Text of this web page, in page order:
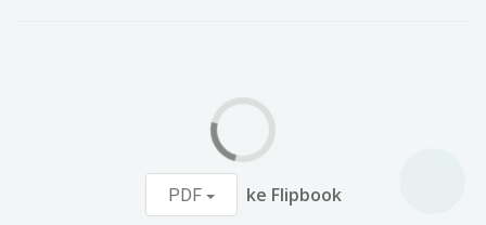
PDF ke Flipbook